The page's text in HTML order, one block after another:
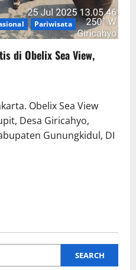
Pariwisata
di Obelix Sea View,
Obelix Sea View
Desa Giricahyo,
Gunungkidul, DI
SEARCH